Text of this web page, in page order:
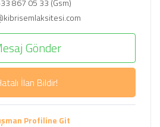
867 05 33 (Gsm)
Gönder
İlan Bildir!
Profiline Git